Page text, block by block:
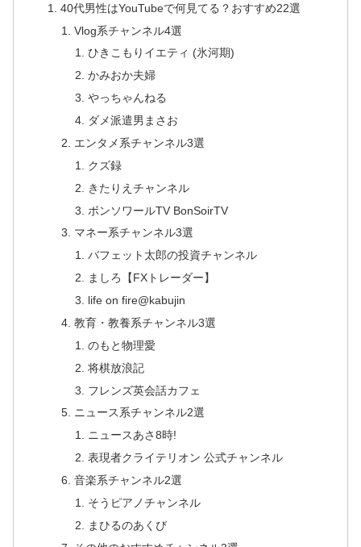
40代男性はYouTubeで何見てる？おすすめ22選
Vlog系チャンネル4選
ひきこもりイエティ (氷河期)
かみおか夫婦
やっちゃんねる
ダメ派遣男まさお
エンタメ系チャンネル3選
クズ録
きたりえチャンネル
ボンソワールTV BonSoirTV
マネー系チャンネル3選
バフェット太郎の投資チャンネル
ましろ【FXトレーダー】
life on fire@kabujin
教育・教養系チャンネル3選
のもと物理愛
将棋放浪記
フレンズ英会話カフェ
ニュース系チャンネル2選
ニュースあさ8時!
表現者クライテリオン 公式チャンネル
音楽系チャンネル2選
そうピアノチャンネル
まひるのあくび